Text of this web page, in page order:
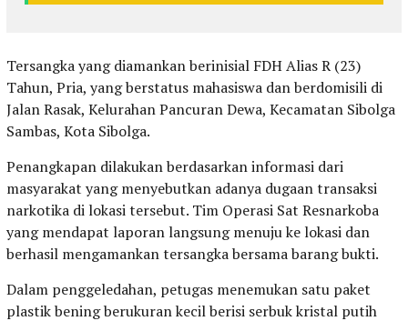
Tersangka yang diamankan berinisial FDH Alias R (23)
Tahun, Pria, yang berstatus mahasiswa dan berdomisili di
Jalan Rasak, Kelurahan Pancuran Dewa, Kecamatan Sibolga
Sambas, Kota Sibolga.
Penangkapan dilakukan berdasarkan informasi dari
masyarakat yang menyebutkan adanya dugaan transaksi
narkotika di lokasi tersebut. Tim Operasi Sat Resnarkoba
yang mendapat laporan langsung menuju ke lokasi dan
berhasil mengamankan tersangka bersama barang bukti.
Dalam penggeledahan, petugas menemukan satu paket
plastik bening berukuran kecil berisi serbuk kristal putih